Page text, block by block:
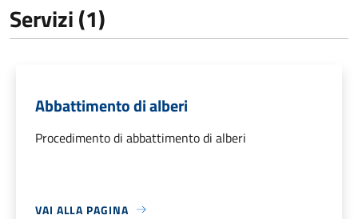
Servizi (1)
Abbattimento di alberi
Procedimento di abbattimento di alberi
VAI ALLA PAGINA